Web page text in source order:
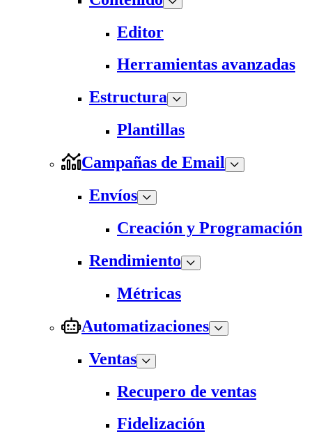
Editor
Herramientas avanzadas
Estructura
Plantillas
Campañas de Email
Envíos
Creación y Programación
Rendimiento
Métricas
Automatizaciones
Ventas
Recupero de ventas
Fidelización